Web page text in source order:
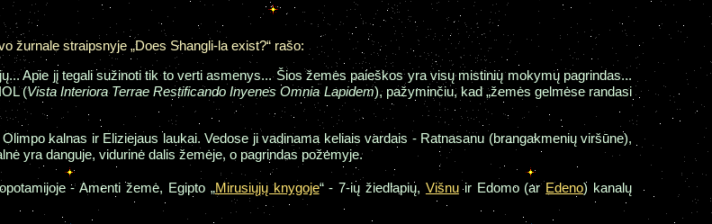
žurnale straipsnyje „Does Shangli-la exist?“ rašo:
Apie jį tegali sužinoti tik to verti asmenys... Šios žemės paieškos yra visų mistinių mokymų pagrindas...
(Vista Interiora Terrae Restificando Inyenes Omnia Lapidem), pažyminčiu, kad „žemės gelmėse randasi
kalnas ir Eliziejaus laukai. Vedose ji vadinama keliais vardais - Ratnasanu (brangakmenių viršūne),
yra danguje, vidurinė dalis žemėje, o pagrindas požemyje.
- Amenti žemė, Egipto „Mirusiųjų knygoje“ - 7-ių žiedlapių, Višnuir Edomo (ar Edeno) kanalų